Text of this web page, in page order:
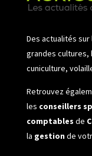
Des actualités sur
grandes cultures,
cuniculture,
Retrouvez
les conseillers
comptables de
la gestionde